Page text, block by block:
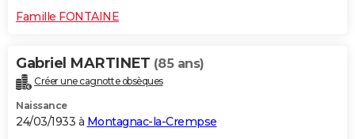
Famille FONTAINE
Gabriel MARTINET (85 ans)
Créer une cagnotte obsèques
Naissance
24/03/1933 à Montagnac-la-Crempse